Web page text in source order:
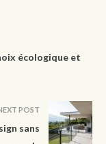
écologique et
POST
sans